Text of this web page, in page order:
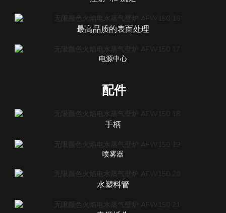
最高品质的表面处理
电源中心
配件
手柄
喷雾器
水塑料管